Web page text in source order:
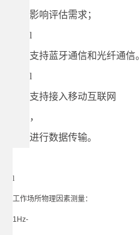
影响评估需求；
l
支持蓝牙通信和光纤通信
l
支持接入移动互联网
，
进行数据传输。
l
工作场所物理因素测量：
1Hz-